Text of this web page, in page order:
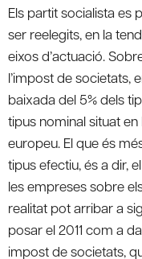
Els partit socialista es
ser reelegits, en la
eixos d’actuació.
l’impost de societats,
baixada del 5% dels
tipus nominal situat
europeu. El que és
tipus efectiu, és a dir,
les empreses sobre
realitat pot arribar a
posar el 2011 com a
impost de societats,